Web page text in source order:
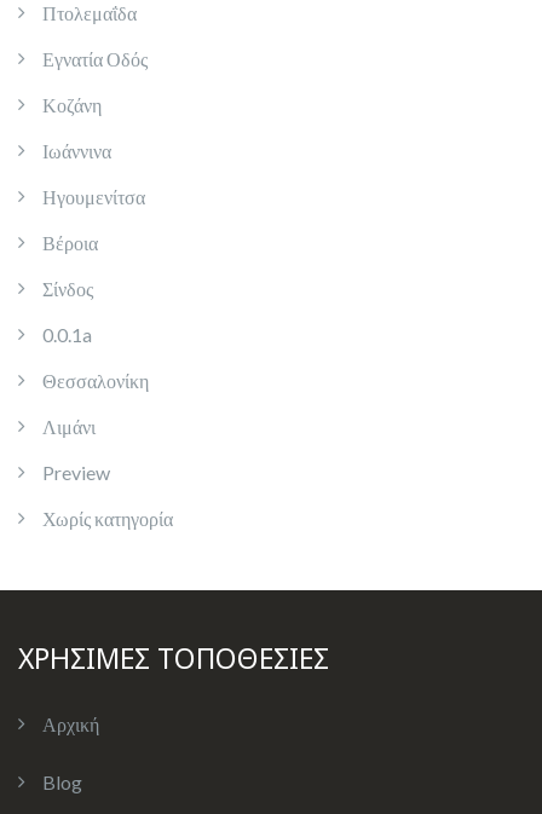
Πτολεμαΐδα
Εγνατία Οδός
Κοζάνη
Ιωάννινα
Ηγουμενίτσα
Βέροια
Σίνδος
0.0.1a
Θεσσαλονίκη
Λιμάνι
Preview
Χωρίς κατηγορία
ΧΡΗΣΙΜΕΣ ΤΟΠΟΘΕΣΙΕΣ
Αρχική
Blog